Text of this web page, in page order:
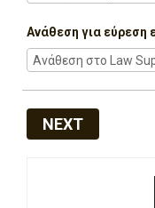
Ανάθεση για εύρεση
NEXT